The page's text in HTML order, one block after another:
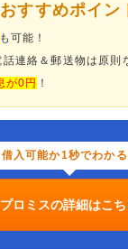
おすすめポイン
も可能！
連絡＆郵送物は原則
が0円 ！
借入可能か1秒でわか
プロミスの詳細はこち